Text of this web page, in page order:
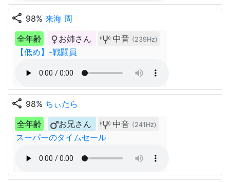
share 98% 来海 周
全年齢
お姉さん 中音 (239Hz)
【低め】-戦闘員
share 98% ちぃたら
全年齢
お兄さん 中音 (241Hz)
スーパーのタイムセール